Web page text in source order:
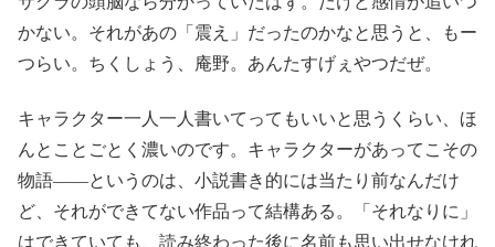
かない。それがあの「震え」だったのかなと思うと、もー
つらい。ちくしょう、庵野。あんたすげぇやつだぜ。
キャラクター一人一人書いてってもいいと思うくらい、ほ
んとことごとく濃いのです。キャラクターがあってこその
物語――というのは、小説書き的には当たり前なんだけ
ど、それができてない作品って結構ある。「それなりに」
はできていても、読み終わった後に名前も思い出せなけれ